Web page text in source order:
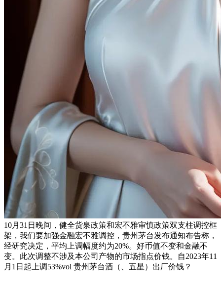
10月31日晚间，健全货泉政策和宏不雅审慎政策双支柱调控框
架，我们要加强金融宏不雅调控，贵州茅台发布通知布告称，
经研究决定，平均上调幅度约为20%。好币值不变和金融不
变。此次调整不涉及本公司产物的市场指点价钱。自2023年11
月1日起上调53%vol 贵州茅台酒（、五星）出厂价钱？